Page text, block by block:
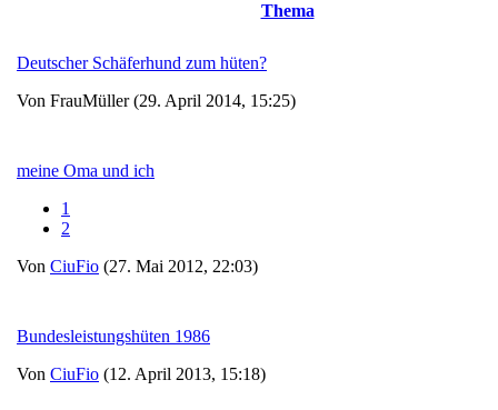
Thema
Deutscher Schäferhund zum hüten?
Von FrauMüller (29. April 2014, 15:25)
meine Oma und ich
1
2
Von CiuFio (27. Mai 2012, 22:03)
Bundesleistungshüten 1986
Von CiuFio (12. April 2013, 15:18)